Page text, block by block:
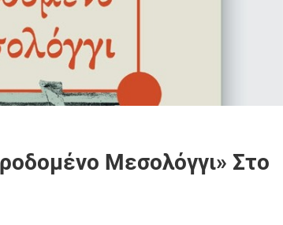
Μεσολόγγι» Στο